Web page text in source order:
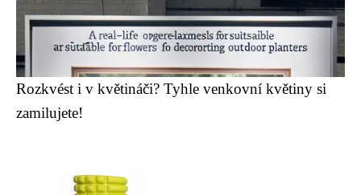
Rozkvést i v květináči? Tyhle venkovní květiny si
zamilujete!